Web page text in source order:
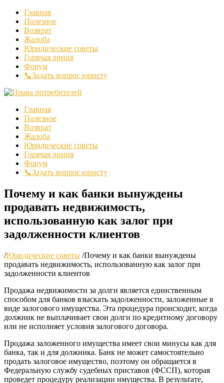
Главная
Полезное
Возврат
Жалоба
Юридические советы
Горячая линия
Форум
📞Задать вопрос юристу
Главная
Полезное
Возврат
Жалоба
Юридические советы
Горячая линия
Форум
📞Задать вопрос юристу
Почему и как банки вынуждены
продавать недвижимость,
использованную как залог при
задолженности клиентов
/Юридические советы /Почему и как банки вынуждены
продавать недвижимость, использованную как залог при
задолженности клиентов
Продажа недвижимости за долги является единственным
способом для банков взыскать задолженности, заложенные в
виде залогового имущества. Эта процедура происходит, когда
должник не выплачивает свои долги по кредитному договору
или не исполняет условия залогового договора.
Продажа заложенного имущества имеет свои минусы как для
банка, так и для должника. Банк не может самостоятельно
продать залоговое имущество, поэтому он обращается в
Федеральную службу судебных приставов (ФССП), которая
проведет процедуру реализации имущества. В результате,